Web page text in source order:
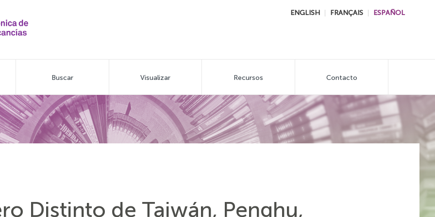
ENGLISH FRANÇAIS ESPAÑOL
Buscar Visualizar Recursos Contacto
Distinto de Taiwán, Penghu,